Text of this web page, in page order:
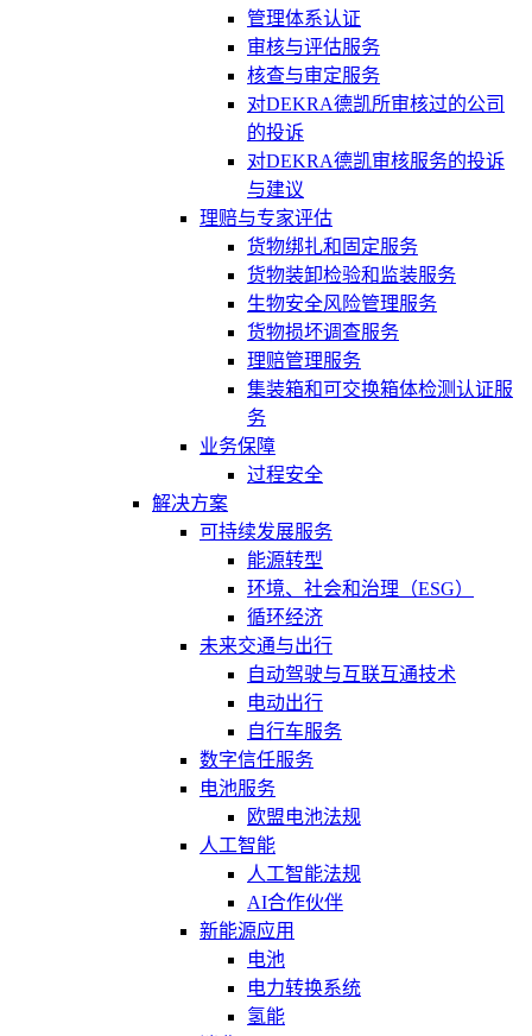
管理体系认证
审核与评估服务
核查与审定服务
对DEKRA德凯所审核过的公司
的投诉
对DEKRA德凯审核服务的投诉
与建议
理赔与专家评估
货物绑扎和固定服务
货物装卸检验和监装服务
生物安全风险管理服务
货物损坏调查服务
理赔管理服务
集装箱和可交换箱体检测认证服
务
业务保障
过程安全
解决方案
可持续发展服务
能源转型
环境、社会和治理（ESG）
循环经济
未来交通与出行
自动驾驶与互联互通技术
电动出行
自行车服务
数字信任服务
电池服务
欧盟电池法规
人工智能
人工智能法规
AI合作伙伴
新能源应用
电池
电力转换系统
氢能